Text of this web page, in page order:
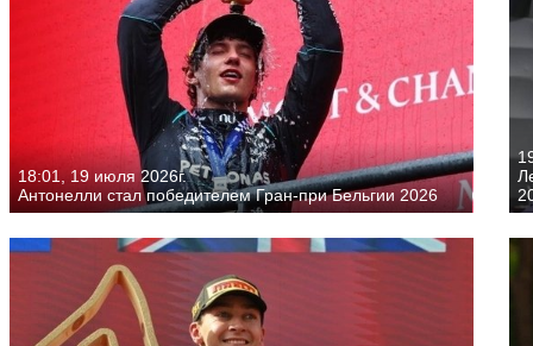
18:01, 19 июля 2026г.
Антонелли стал победителем Гран-при Бельгии 2026